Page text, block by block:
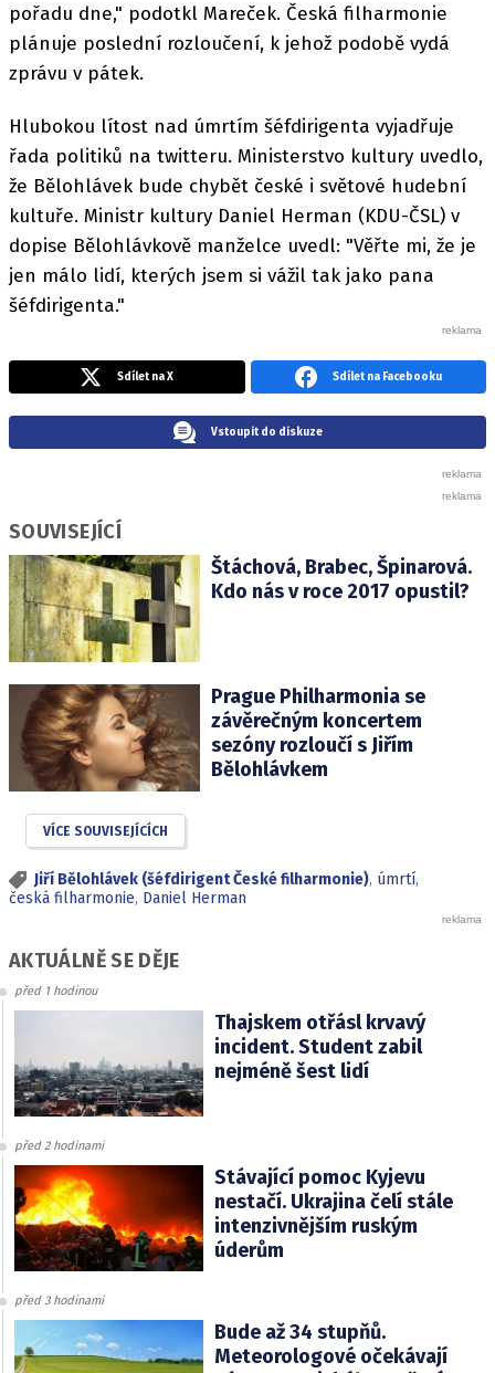
pořadu dne," podotkl Mareček. Česká filharmonie
plánuje poslední rozloučení, k jehož podobě vydá
zprávu v pátek.
Hlubokou lítost nad úmrtím šéfdirigenta vyjadřuje
řada politiků na twitteru. Ministerstvo kultury uvedlo,
že Bělohlávek bude chybět české i světové hudební
kultuře. Ministr kultury Daniel Herman (KDU-ČSL) v
dopise Bělohlávkově manželce uvedl: "Věřte mi, že je
jen málo lidí, kterých jsem si vážil tak jako pana
šéfdirigenta."
Sdílet na X Sdílet na Facebooku
Vstoupit do diskuze
SOUVISEJÍCÍ
Štáchová, Brabec, Špinarová.
Kdo nás v roce 2017 opustil?
Prague Philharmonia se
závěrečným koncertem
sezóny rozloučí s Jiřím
Bělohlávkem
VÍCE SOUVISEJÍCÍCH
Jiří Bělohlávek (šéfdirigent České filharmonie), úmrtí,
česká filharmonie, Daniel Herman
AKTUÁLNĚ SE DĚJE
před 1 hodinou
Thajskem otřásl krvavý
incident. Student zabil
nejméně šest lidí
před 2 hodinami
Stávající pomoc Kyjevu
nestačí. Ukrajina čelí stále
intenzivnějším ruským
úderům
před 3 hodinami
Bude až 34 stupňů.
Meteorologové očekávají